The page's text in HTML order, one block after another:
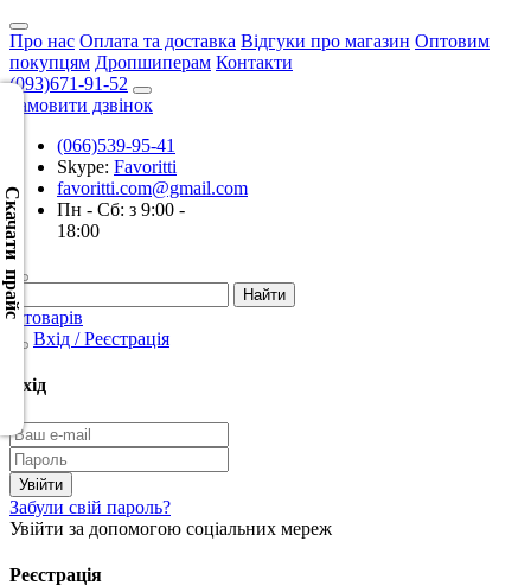
Про нас Оплата та доставка Відгуки про магазин Оптовим
покупцям Дропшиперам Контакти
(093)671-91-52
Замовити дзвінок
(066)539-95-41
Skype: Favoritti
favoritti.com@gmail.com
Пн - Сб: з 9:00 -
18:00
0 товарів
Вхід / Реєстрація
Вхід
Забули свій пароль?
Увійти за допомогою соціальних мереж
Реєстрація
Скачати прайс
Скачать
XML
(Розн.)
Скачать
XML
(Опт)
CSV
Скачать
CSV
(Опт)
XLS